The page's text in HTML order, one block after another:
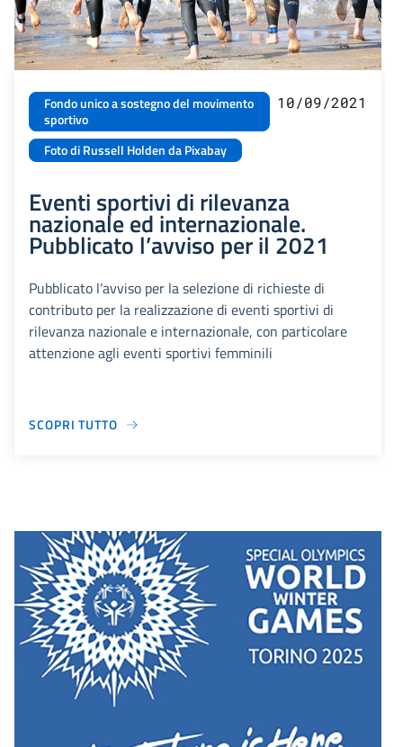
Fondo unico a sostegno del movimento
sportivo
Foto di Russell Holden da Pixabay
10/09/2021
Eventi sportivi di rilevanza
nazionale ed internazionale.
Pubblicato l’avviso per il 2021
Pubblicato l’avviso per la selezione di richieste di
contributo per la realizzazione di eventi sportivi di
rilevanza nazionale e internazionale, con particolare
attenzione agli eventi sportivi femminili
SCOPRI TUTTO